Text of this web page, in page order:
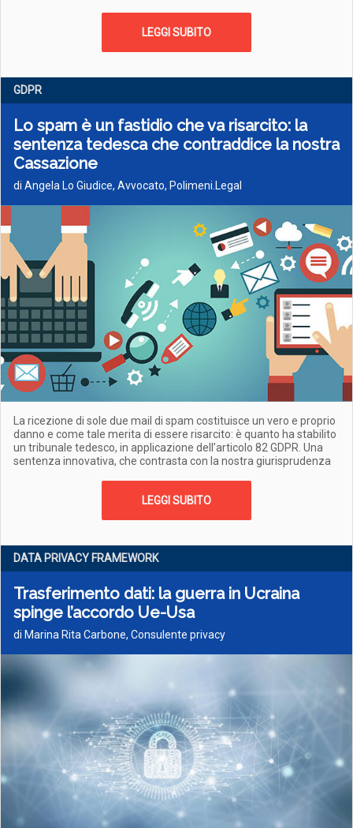
LEGGI SUBITO
GDPR
Lo spam è un fastidio che va risarcito: la
sentenza tedesca che contraddice la nostra
Cassazione
di Angela Lo Giudice, Avvocato, Polimeni.Legal
La ricezione di sole due mail di spam costituisce un vero e proprio
danno e come tale merita di essere risarcito: è quanto ha stabilito
un tribunale tedesco, in applicazione dell’articolo 82 GDPR. Una
sentenza innovativa, che contrasta con la nostra giurisprudenza
LEGGI SUBITO
DATA PRIVACY FRAMEWORK
Trasferimento dati: la guerra in Ucraina
spinge l’accordo Ue-Usa
di Marina Rita Carbone, Consulente privacy